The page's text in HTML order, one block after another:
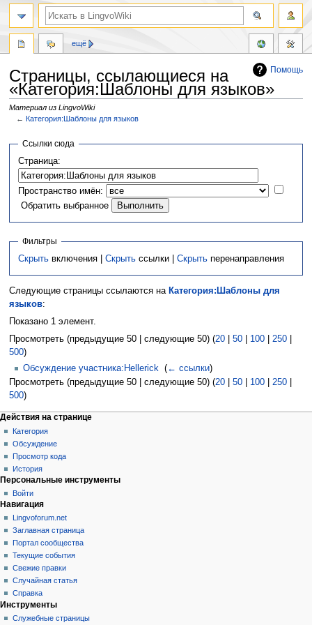
Помощь
Страницы, ссылающиеся на
«Категория:Шаблоны для языков»
Материал из LingvoWiki
←Категория:Шаблоны для языков
Перейти
навигации
Перейти
поиску
Ссылки сюда
Страница:
Пространство имён:
Обратить выбранное
Фильтры
Скрыть включения |Скрыть ссылки |Скрыть перенаправления
Следующие страницы ссылаются на Категория:Шаблоны для
языков:
Показано 1 элемент.
Просмотреть (предыдущие 50 | следующие 50) (20| 50| 100| 250|
500)
Обсуждение участника:Hellerick (← ссылки)
Просмотреть (предыдущие 50 | следующие 50) (20| 50| 100| 250|
500)
Действия на странице
Категория
Обсуждение
Просмотр кода
История
ещё
Персональные инструменты
Войти
Навигация
Lingvoforum.net
Заглавная страница
Портал сообщества
Текущие события
Свежие правки
Случайная статья
Справка
Инструменты
Служебные страницы